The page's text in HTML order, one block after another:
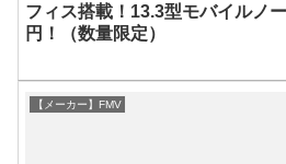
フィス搭載！13.3型モバイルノ
円！（数量限定）
【メーカー】FMV